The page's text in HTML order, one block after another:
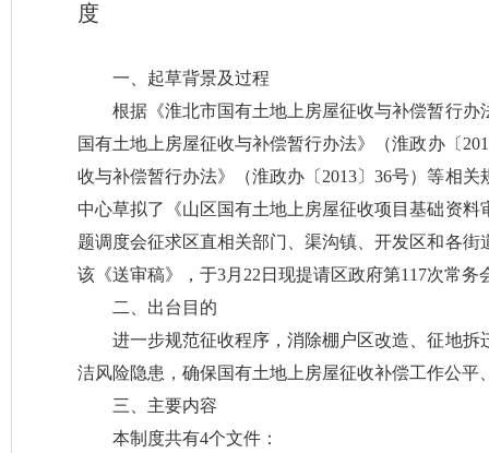
度
一、起草背景及过程
根据《淮北市国有土地上房屋征收与补偿暂行办
国有土地上房屋征收与补偿暂行办法》（淮政办〔
收与补偿暂行办法》（淮政办〔2013〕36号）等相
中心草拟了《山区国有土地上房屋征收项目基础资
题调度会征求区直相关部门、渠沟镇、开发区和各
该《送审稿》，于3月22日现提请区政府第117次常务
二、出台目的
进一步规范征收程序，消除棚户区改造、征地
洁风险隐患，确保国有土地上房屋征收补偿工作公平
三、主要内容
本制度共有4个文件：